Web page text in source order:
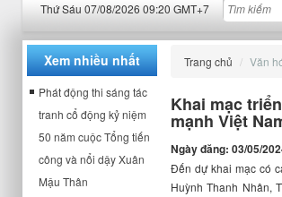
Thứ Sáu 07/08/2026 09:20 GMT+7
Xem nhiều nhất
Phát động thi sáng tác
tranh cổ động kỷ niệm
50 năm cuộc Tổng tiến
công và nổi dậy Xuân
Mậu Thân
Trang chủ Văn
Khai mạc
mạnh Việt
Ngày đăng: 03/05/
Đến dự khai mạc có
Huỳnh Thanh Nhân,